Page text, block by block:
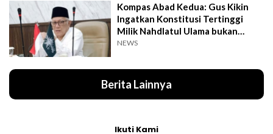
Kompas Abad Kedua: Gus Kikin
Ingatkan Konstitusi Tertinggi
Milik Nahdlatul Ulama bukan
AD/ART
NEWS
Berita Lainnya
Ikuti Kami